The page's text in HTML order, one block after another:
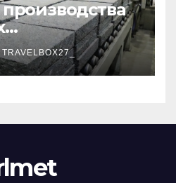
плит
TRAVELBOX27_